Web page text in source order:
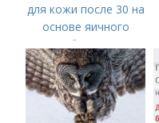
для кожи после 30 на
основе яичного
белка